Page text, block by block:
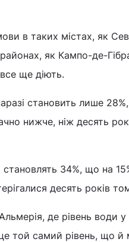
в таких містах, як
як Кампо-де-
ще діють.
становить лише
нижче, ніж десять
становлять 34%, що на
десять років
де рівень води
той самий рівень, що й